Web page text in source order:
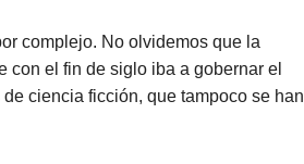
complejo. No olvidemos que la
el fin de siglo iba a gobernar el
ciencia ficción, que tampoco se han